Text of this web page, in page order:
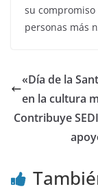
su
personas más
«Día de la
en la cultura
Contribuye